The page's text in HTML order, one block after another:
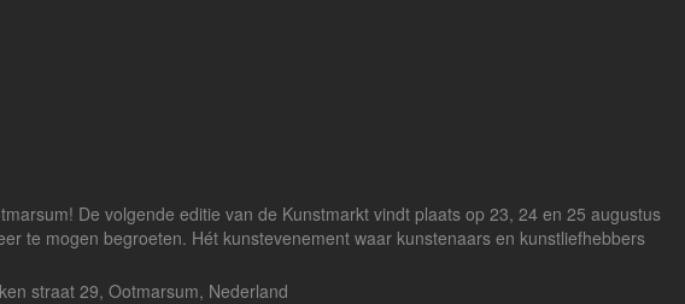
De volgende editie van de Kunstmarkt vindt plaats op 23, 24 en 25 augustus
te mogen begroeten. Hét kunstevenement waar kunstenaars en kunstliefhebbers
straat 29, Ootmarsum, Nederland